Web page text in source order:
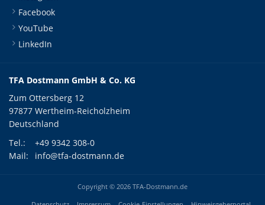
Facebook
YouTube
LinkedIn
TFA Dostmann GmbH & Co. KG
Zum Ottersberg 12
97877 Wertheim-Reicholzheim
Deutschland
Tel.:
+49 9342 308-0
Mail:
info@tfa-dostmann.de
Copyright © 2026 TFA-Dostmann.de